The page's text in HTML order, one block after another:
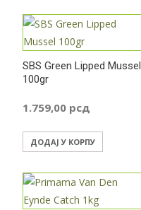
SBS Green Lipped Mussel
100gr
1.759,00 рсд
ДОДАЈ У КОРПУ